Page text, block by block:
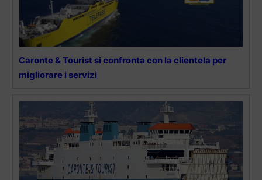
Caronte & Tourist si confronta con la clientela per
migliorare i servizi